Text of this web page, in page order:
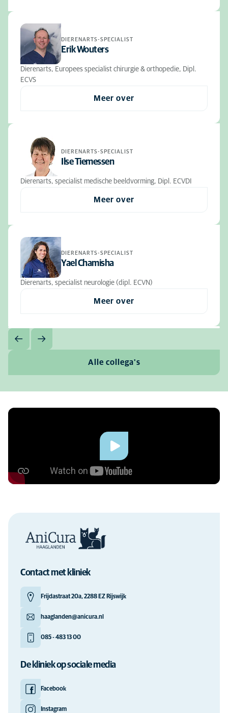
DIERENARTS-SPECIALIST
Erik Wouters
Dierenarts, Europees specialist chirurgie & orthopedie, Dipl.
ECVS
Meer over
DIERENARTS-SPECIALIST
Ilse Tiemessen
Dierenarts, specialist medische beeldvorming, Dipl. ECVDI
Meer over
DIERENARTS-SPECIALIST
Yael Chamisha
Dierenarts, specialist neurologie (dipl. ECVN)
Meer over
Alle collega's
Contact met kliniek
Frijdastraat 20a, 2288 EZ Rijswijk
haaglanden@anicura.nl
085 - 483 13 00
De kliniek op sociale media
Facebook
Instagram